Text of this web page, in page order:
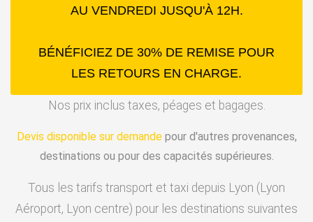
AU VENDREDI JUSQU'À 12H.
BÉNÉFICIEZ DE 30% DE REMISE POUR
LES RETOURS EN CHARGE.
Nos prix inclus taxes, péages et bagages.
Devis disponible sur demandepour d'autres provenances,
destinations ou pour des capacités supérieures.
Tous les tarifs transport et taxi depuis Lyon (Lyon
Aéroport, Lyon centre) pour les destinations suivantes